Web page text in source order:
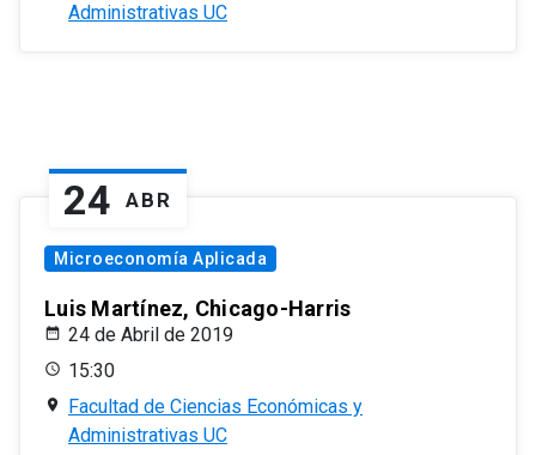
Administrativas UC
24 ABR
Microeconomía Aplicada
Luis Martínez, Chicago-Harris
24 de Abril de 2019
15:30
Facultad de Ciencias Económicas y
Administrativas UC